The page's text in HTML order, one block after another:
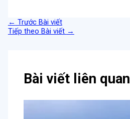
← Trước Bài viết
Tiếp theo Bài viết →
Bài viết liên quan